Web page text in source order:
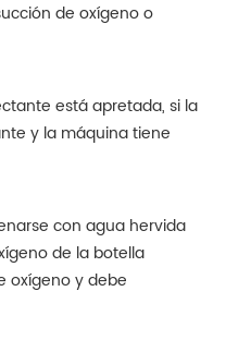
de oxígeno o
está apretada, si la
y la máquina tiene
con agua hervida
de la botella
oxígeno y debe